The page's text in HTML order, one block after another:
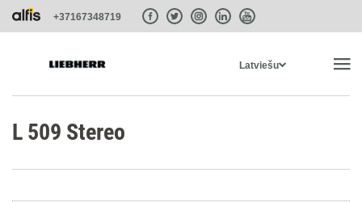
+37167348719
Latviešu
PRODUKTI
L 509 Stereo